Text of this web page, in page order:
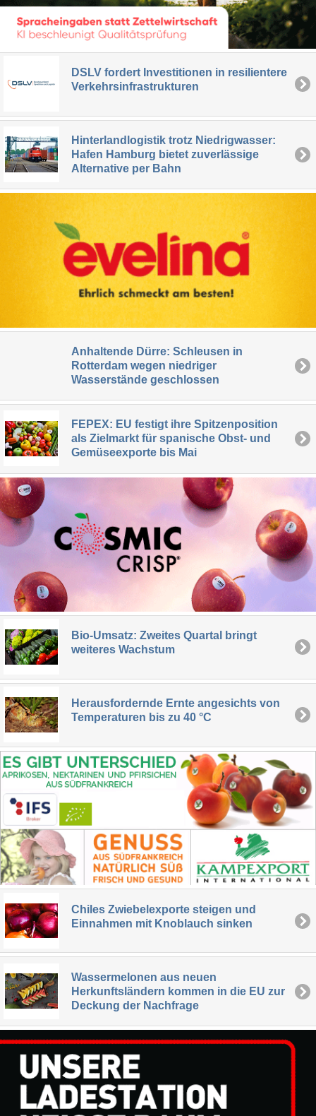
DSLV fordert Investitionen in resilientere
Verkehrsinfrastrukturen
Hinterlandlogistik trotz Niedrigwasser:
Hafen Hamburg bietet zuverlässige
Alternative per Bahn
Anhaltende Dürre: Schleusen in
Rotterdam wegen niedriger
Wasserstände geschlossen
FEPEX: EU festigt ihre Spitzenposition
als Zielmarkt für spanische Obst- und
Gemüseexporte bis Mai
Bio-Umsatz: Zweites Quartal bringt
weiteres Wachstum
Herausfordernde Ernte angesichts von
Temperaturen bis zu 40 °C
Chiles Zwiebelexporte steigen und
Einnahmen mit Knoblauch sinken
Wassermelonen aus neuen
Herkunftsländern kommen in die EU zur
Deckung der Nachfrage